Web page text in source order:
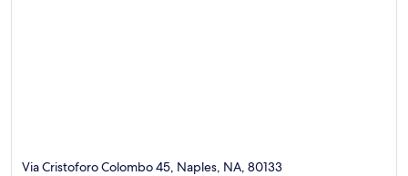
Via Cristoforo Colombo 45, Naples, NA, 80133